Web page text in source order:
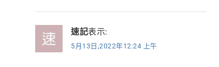
速記表示:
5月13日,2022年12:24 上午